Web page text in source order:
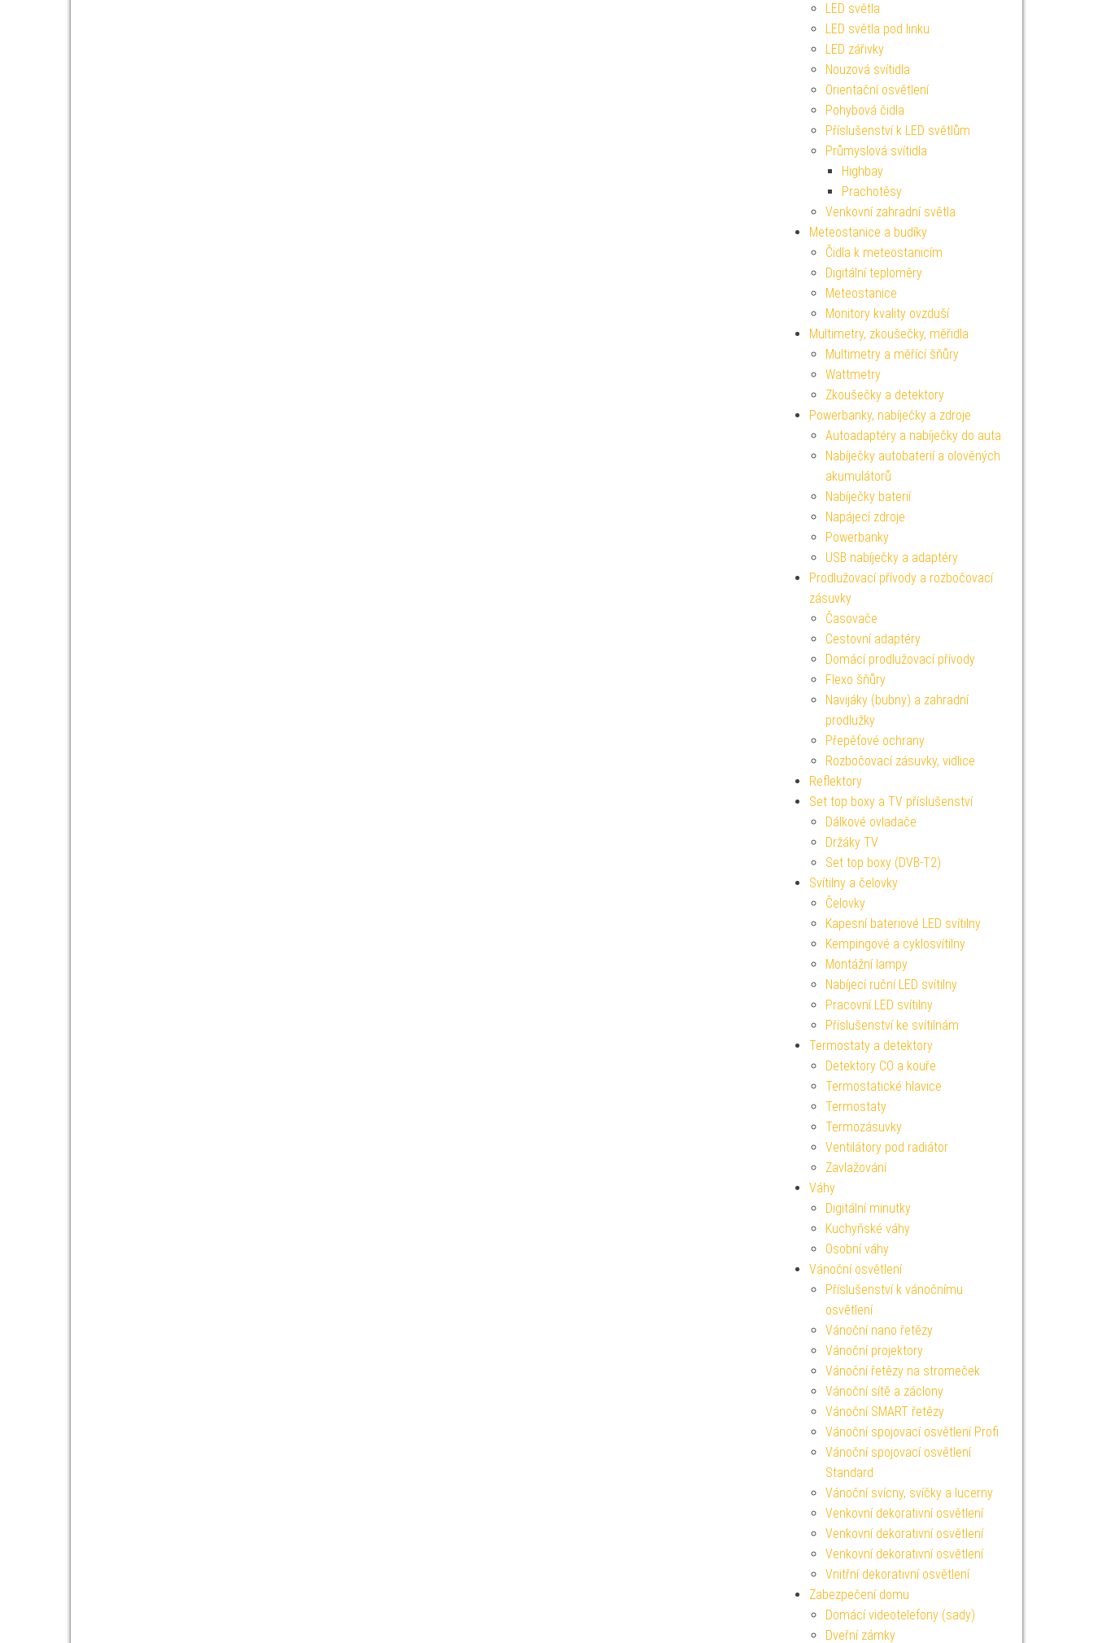
LED světla
LED světla pod linku
LED zářivky
Nouzová svítidla
Orientační osvětlení
Pohybová čidla
Příslušenství k LED světlům
Průmyslová svítidla
Highbay
Prachotěsy
Venkovní zahradní světla
Meteostanice a budíky
Čidla k meteostanicím
Digitální teploměry
Meteostanice
Monitory kvality ovzduší
Multimetry, zkoušečky, měřidla
Multimetry a měřící šňůry
Wattmetry
Zkoušečky a detektory
Powerbanky, nabíječky a zdroje
Autoadaptéry a nabíječky do auta
Nabíječky autobaterií a olověných
akumulátorů
Nabíječky baterií
Napájecí zdroje
Powerbanky
USB nabíječky a adaptéry
Prodlužovací přívody a rozbočovací
zásuvky
Časovače
Cestovní adaptéry
Domácí prodlužovací přívody
Flexo šňůry
Navijáky (bubny) a zahradní
prodlužky
Přepěťové ochrany
Rozbočovací zásuvky, vidlice
Reflektory
Set top boxy a TV příslušenství
Dálkové ovladače
Držáky TV
Set top boxy (DVB-T2)
Svítilny a čelovky
Čelovky
Kapesní bateriové LED svítilny
Kempingové a cyklosvítilny
Montážní lampy
Nabíjecí ruční LED svítilny
Pracovní LED svítilny
Příslušenství ke svítilnám
Termostaty a detektory
Detektory CO a kouře
Termostatické hlavice
Termostaty
Termozásuvky
Ventilátory pod radiátor
Zavlažování
Váhy
Digitální minutky
Kuchyňské váhy
Osobní váhy
Vánoční osvětlení
Příslušenství k vánočnímu
osvětlení
Vánoční nano řetězy
Vánoční projektory
Vánoční řetězy na stromeček
Vánoční sítě a záclony
Vánoční SMART řetězy
Vánoční spojovací osvětlení Profi
Vánoční spojovací osvětlení
Standard
Vánoční svícny, svíčky a lucerny
Venkovní dekorativní osvětlení
Venkovní dekorativní osvětlení
Venkovní dekorativní osvětlení
Vnitřní dekorativní osvětlení
Zabezpečení domu
Domácí videotelefony (sady)
Dveřní zámky